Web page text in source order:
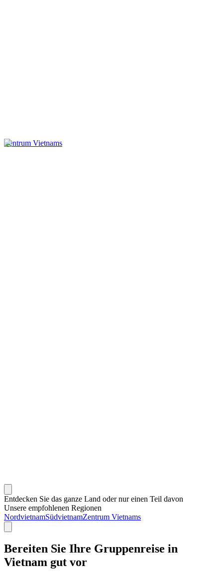
Zentrum Vietnams
Entdecken Sie das ganze Land oder nur einen Teil davon
Unsere empfohlenen Regionen
NordvietnamSüdvietnamZentrum Vietnams
Bereiten Sie Ihre Gruppenreise in
Vietnam gut vor